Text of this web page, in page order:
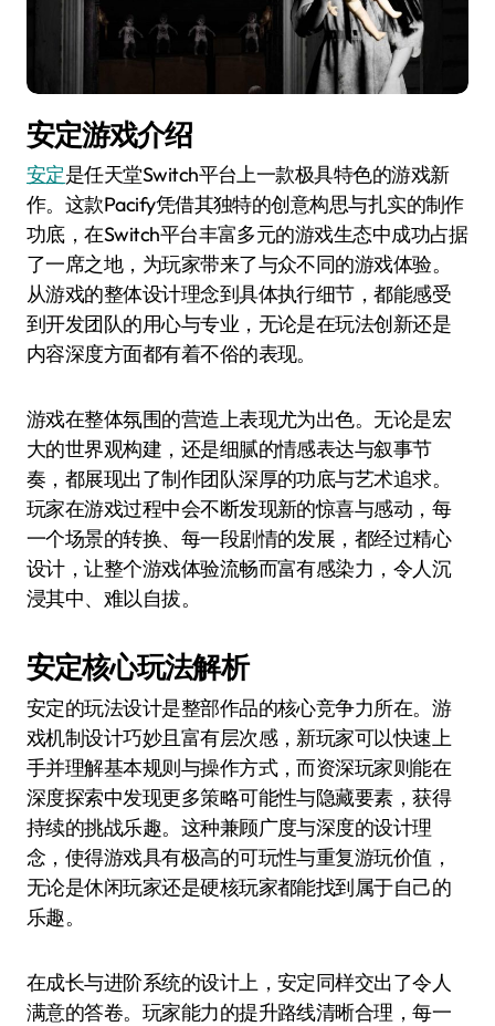
安定游戏介绍
安定是任天堂Switch平台上一款极具特色的游戏新
作。这款Pacify凭借其独特的创意构思与扎实的制作
功底，在Switch平台丰富多元的游戏生态中成功占据
了一席之地，为玩家带来了与众不同的游戏体验。
从游戏的整体设计理念到具体执行细节，都能感受
到开发团队的用心与专业，无论是在玩法创新还是
内容深度方面都有着不俗的表现。
游戏在整体氛围的营造上表现尤为出色。无论是宏
大的世界观构建，还是细腻的情感表达与叙事节
奏，都展现出了制作团队深厚的功底与艺术追求。
玩家在游戏过程中会不断发现新的惊喜与感动，每
一个场景的转换、每一段剧情的发展，都经过精心
设计，让整个游戏体验流畅而富有感染力，令人沉
浸其中、难以自拔。
安定核心玩法解析
安定的玩法设计是整部作品的核心竞争力所在。游
戏机制设计巧妙且富有层次感，新玩家可以快速上
手并理解基本规则与操作方式，而资深玩家则能在
深度探索中发现更多策略可能性与隐藏要素，获得
持续的挑战乐趣。这种兼顾广度与深度的设计理
念，使得游戏具有极高的可玩性与重复游玩价值，
无论是休闲玩家还是硬核玩家都能找到属于自己的
乐趣。
在成长与进阶系统的设计上，安定同样交出了令人
满意的答卷。玩家能力的提升路线清晰合理，每一